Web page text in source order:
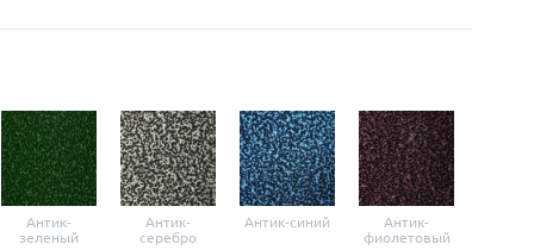
Антик-
зеленый
Антик-
серебро
Антик-синий
Антик-
фиолетовый